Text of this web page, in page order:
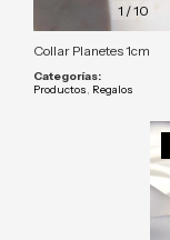
1 /10
Collar Planetes 1cm
Categorías:
Productos Regalos